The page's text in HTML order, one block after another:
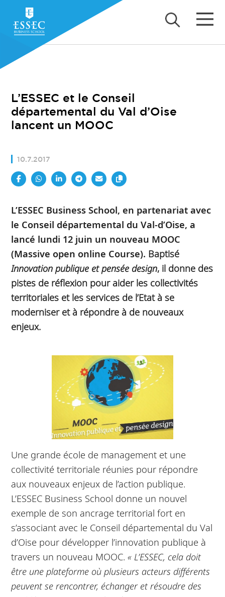
L’ESSEC et le Conseil
départemental du Val d’Oise
lancent un MOOC
10.7.2017
L’ESSEC Business School, en partenariat avec
le Conseil départemental du Val-d’Oise, a
lancé lundi 12 juin un nouveau MOOC
(Massive open online Course). Baptisé
Innovation publique et pensée design, il donne des
pistes de réflexion pour aider les collectivités
territoriales et les services de l’Etat à se
moderniser et à répondre à de nouveaux
enjeux.
Une grande école de management et une
collectivité territoriale réunies pour répondre
aux nouveaux enjeux de l’action publique.
L’ESSEC Business School donne un nouvel
exemple de son ancrage territorial fort en
s’associant avec le Conseil départemental du Val
d’Oise pour développer l’innovation publique à
travers un nouveau MOOC.« L’ESSEC, cela doit
être une plateforme où plusieurs acteurs différents
peuvent se rencontrer, échanger et résoudre des